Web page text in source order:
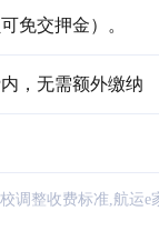
免交押金）。
，无需额外缴纳
调整收费标准,航运